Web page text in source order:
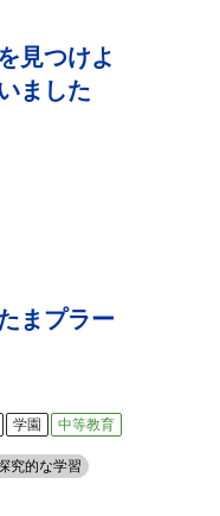
見つけよ
ました
まプラー
学園 中等教育
究的な学習